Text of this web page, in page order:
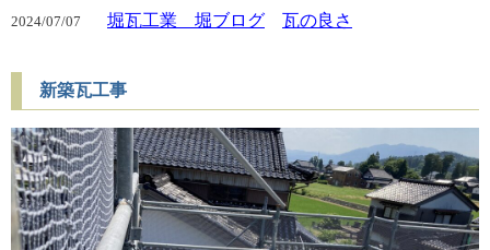
2024/07/07 堀瓦工業 堀ブログ 瓦の良さ
新築瓦工事